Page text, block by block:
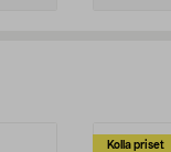
Kolla priset